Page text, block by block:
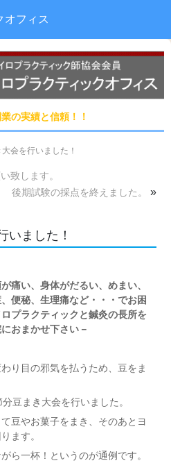
の実績と信頼！！
オフィス
会を行いました！
致します。
後期試験の採点を終えました。
»
いました！
痛い、身体がだるい、めまい、
便秘、生理痛など・・・でお困
プラクティックと鍼灸の長所を
おまかせ下さい－
り目の邪気を払うため、豆をま
分豆まき大会を行いました。
豆やお菓子をまき、そのあとヨ
ます。
ら一杯！というのが通例です。